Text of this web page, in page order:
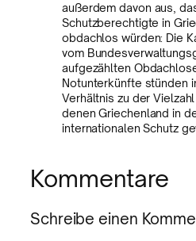
außerdem davon aus,
Schutzberechtigte in
obdachlos würden: Die
vom
aufgezählten
Notunterkünfte stünden
Verhältnis zu der Vielzahl
denen Griechenland in
internationalen Schutz
Kommentare
Schreibe einen